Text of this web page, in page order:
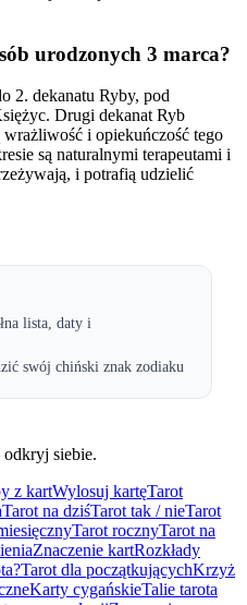
urodzonych 3 marca?
2. dekanatu Ryby, pod
Drugi dekanat Ryb
i opiekuńczość tego
są naturalnymi terapeutami i
i potrafią udzielić
lista, daty i
swój chiński znak zodiaku
siebie.
z kartWylosuj kartęTarot
Tarot na dziśTarot tak / nieTarot
Tarot rocznyTarot na
Znaczenie kartRozkłady
Tarot dla początkującychKrzyż
Karty cygańskieTalie tarota